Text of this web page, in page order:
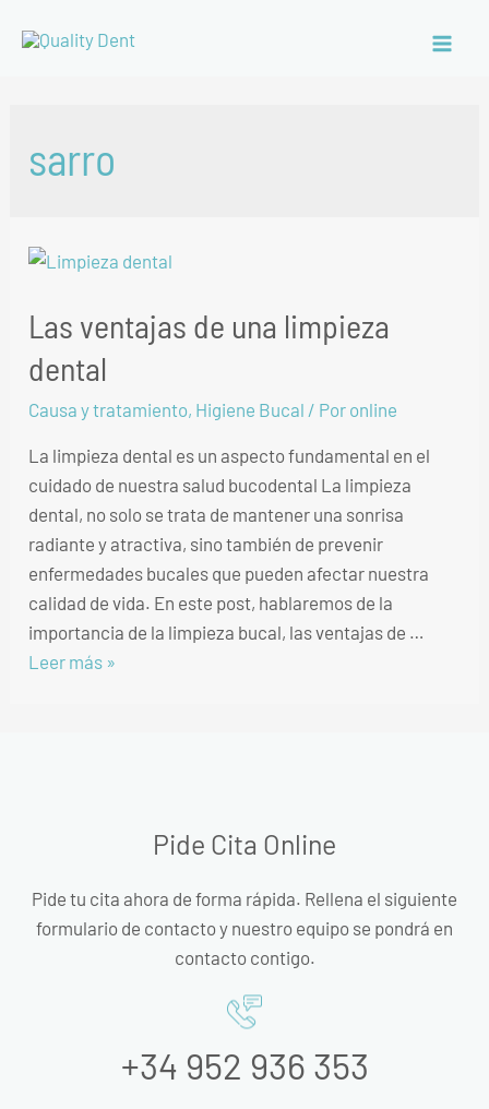
sarro
Las ventajas de una limpieza
dental
Causa y tratamiento, Higiene Bucal / Por online
La limpieza dental es un aspecto fundamental en el
cuidado de nuestra salud bucodental La limpieza
dental, no solo se trata de mantener una sonrisa
radiante y atractiva, sino también de prevenir
enfermedades bucales que pueden afectar nuestra
calidad de vida. En este post, hablaremos de la
importancia de la limpieza bucal, las ventajas de …
Leer más »
Pide Cita Online
Pide tu cita ahora de forma rápida. Rellena el siguiente
formulario de contacto y nuestro equipo se pondrá en
contacto contigo.
+34 952 936 353